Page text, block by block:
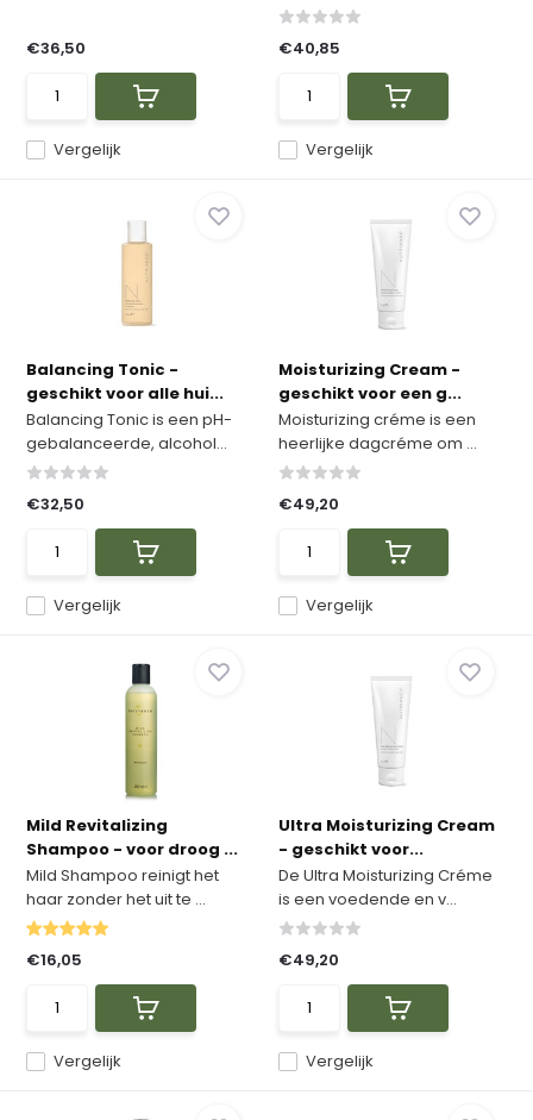
Vergelijk
€36,50
Vergelijk
€40,85
Balancing Tonic -
geschikt voor alle hui...
Balancing Tonic is een pH-
gebalanceerde, alcohol...
Vergelijk
€32,50
Moisturizing Cream -
geschikt voor een g...
Moisturizing créme is een
heerlijke dagcréme om ...
Vergelijk
€49,20
Mild Revitalizing
Shampoo - voor droog ...
Mild Shampoo reinigt het
haar zonder het uit te ...
Vergelijk
€16,05
Ultra Moisturizing Cream
- geschikt voor...
De Ultra Moisturizing Créme
is een voedende en v...
Vergelijk
€49,20